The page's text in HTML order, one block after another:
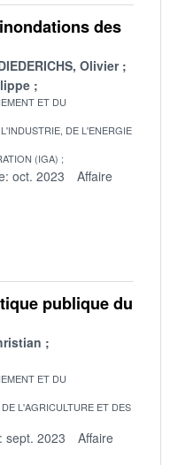
des
Olivier
ET DU
DE L'ENERGIE
(IGA)
oct. 2023
Affaire
publique du
ET DU
L'AGRICULTURE ET DES
sept. 2023
Affaire